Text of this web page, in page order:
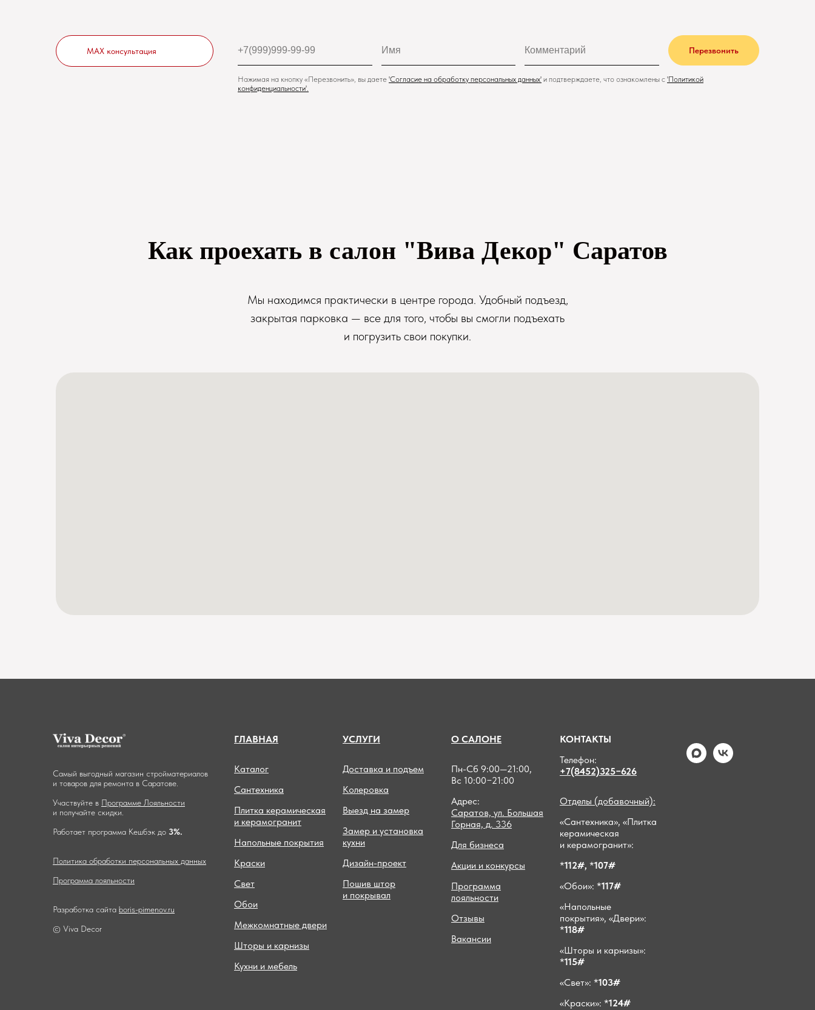
Перезвонить
Нажимая на кнопку «Перезвонить», вы даете 'Cогласие на обработку персональных данных' и подтверждаете, что ознакомлены с 'Политикой
конфиденциальности'.
MAX консультация
Как проехать в салон "Вива Декор" Саратов
Мы находимся практически в центре города. Удобный подъезд,
закрытая парковка — все для того, чтобы вы смогли подъехать
и погрузить свои покупки.
Самый выгодный магазин стройматериалов
и товаров для ремонта в Саратове.
Участвуйте в Программе Лояльности
и получайте скидки.
Работает программа Кешбэк до 3%.
Политика обработки персональных данных
Программа лояльности
Разработка сайта boris-pimenov.ru
© Viva Decor
ГЛАВНАЯ
Каталог
Сантехника
Плитка керамическая
и керамогранит
Напольные покрытия
Краски
Свет
Обои
Межкомнатные двери
Шторы и карнизы
Кухни и мебель
УСЛУГИ
Доставка и подъем
Колеровка
Выезд на замер
Замер и установка
кухни
Дизайн-проект
Пошив штор
и покрывал
О САЛОНЕ
Пн-Сб 9:00—21:00,
Вс 10:00−21:00
Адрес:
Саратов, ул. Большая
Горная, д. 336
Для бизнеса
Акции и конкурсы
Программа
лояльности
Отзывы
Вакансии
КОНТАКТЫ
Телефон:
+7(8452)325−626
Отделы (добавочный):
«Сантехника», «Плитка
керамическая
и керамогранит»:
*112#, *107#
«Обои»: *117#
«Напольные
покрытия», «Двери»:
*118#
«Шторы и карнизы»:
*115#
«Свет»: *103#
«Краски»: *124#